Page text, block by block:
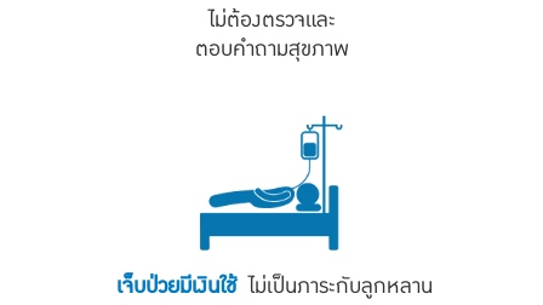
ไม่ต้องตรวจและ
ตอบคำถามสุขภาพ
เจ็บป่วยมีเงินใช้ ไม่เป็นภาระกับลูกหลาน